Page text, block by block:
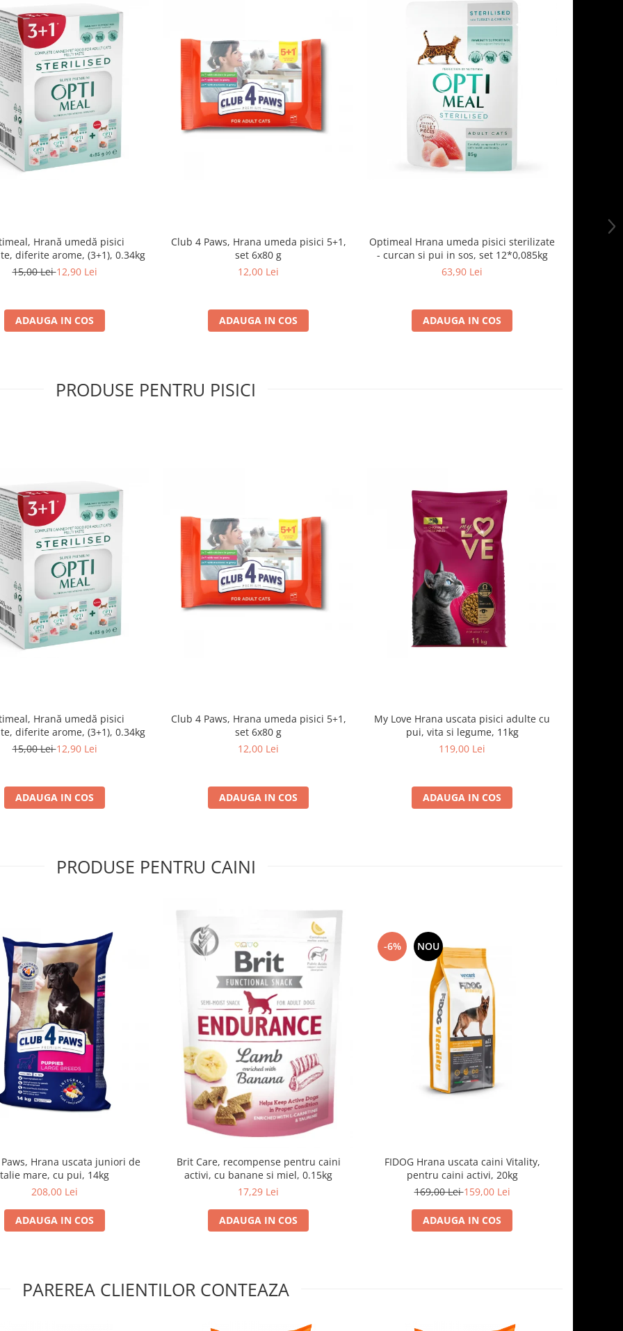
Hrană umedă pisici
diferite arome, (3+1), 0.34kg
15,00 Lei12,90 Lei
ADAUGA IN COS
Club 4 Paws, Hrana umeda pisici 5+1,
set 6x80 g
12,00 Lei
ADAUGA IN COS
Optimeal Hrana umeda pisici sterilizate
- curcan si pui in sos, set 12*0,085kg
63,90 Lei
ADAUGA IN COS
PRODUSE PENTRU PISICI
Hrană umedă pisici
diferite arome, (3+1), 0.34kg
15,00 Lei12,90 Lei
ADAUGA IN COS
Club 4 Paws, Hrana umeda pisici 5+1,
set 6x80 g
12,00 Lei
ADAUGA IN COS
My Love Hrana uscata pisici adulte cu
pui, vita si legume, 11kg
119,00 Lei
ADAUGA IN COS
PRODUSE PENTRU CAINI
Hrana uscata juniori de
talie mare, cu pui, 14kg
208,00 Lei
ADAUGA IN COS
Brit Care, recompense pentru caini
activi, cu banane si miel, 0.15kg
17,29 Lei
ADAUGA IN COS
-6% NOU
FIDOG Hrana uscata caini Vitality,
pentru caini activi, 20kg
169,00 Lei159,00 Lei
ADAUGA IN COS
PAREREA CLIENTILOR CONTEAZA